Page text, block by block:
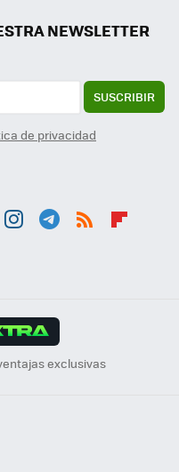
NEWSLETTER
SUSCRIBIR
de privacidad
exclusivas